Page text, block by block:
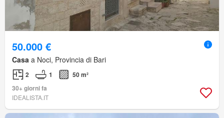
50.000 €
Casa a Noci, Provincia di Bari
2 1
50 m²
30+ giorni fa
IDEALISTA.IT